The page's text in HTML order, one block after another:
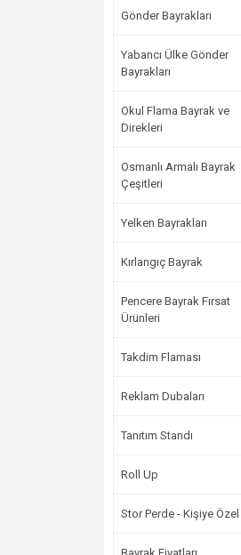
Gönder Bayrakları
Yabancı Ülke Gönder
Bayrakları
Okul Flama Bayrak ve
Direkleri
Osmanlı Armalı Bayrak
Çeşitleri
Yelken Bayrakları
Kırlangıç Bayrak
Pencere Bayrak Fırsat
Ürünleri
Takdim Flaması
Reklam Dubaları
Tanıtım Standı
Roll Up
Stor Perde - Kişiye Özel